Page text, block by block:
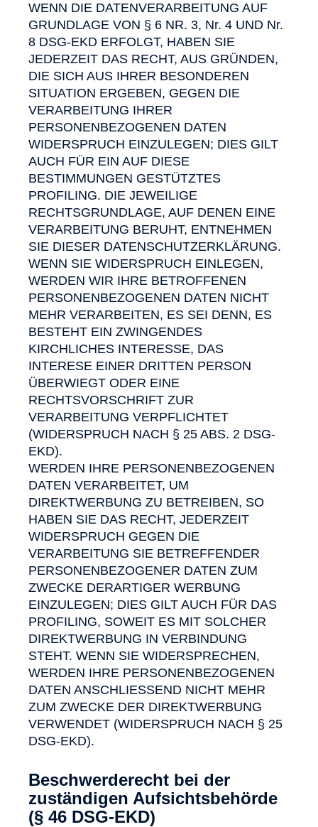
WENN DIE DATENVERARBEITUNG AUF
GRUNDLAGE VON § 6 NR. 3, Nr. 4 UND Nr.
8 DSG-EKD ERFOLGT, HABEN SIE
JEDERZEIT DAS RECHT, AUS GRÜNDEN,
DIE SICH AUS IHRER BESONDEREN
SITUATION ERGEBEN, GEGEN DIE
VERARBEITUNG IHRER
PERSONENBEZOGENEN DATEN
WIDERSPRUCH EINZULEGEN; DIES GILT
AUCH FÜR EIN AUF DIESE
BESTIMMUNGEN GESTÜTZTES
PROFILING. DIE JEWEILIGE
RECHTSGRUNDLAGE, AUF DENEN EINE
VERARBEITUNG BERUHT, ENTNEHMEN
SIE DIESER DATENSCHUTZERKLÄRUNG.
WENN SIE WIDERSPRUCH EINLEGEN,
WERDEN WIR IHRE BETROFFENEN
PERSONENBEZOGENEN DATEN NICHT
MEHR VERARBEITEN, ES SEI DENN, ES
BESTEHT EIN ZWINGENDES
KIRCHLICHES INTERESSE, DAS
INTERESE EINER DRITTEN PERSON
ÜBERWIEGT ODER EINE
RECHTSVORSCHRIFT ZUR
VERARBEITUNG VERPFLICHTET
(WIDERSPRUCH NACH § 25 ABS. 2 DSG-
EKD).
WERDEN IHRE PERSONENBEZOGENEN
DATEN VERARBEITET, UM
DIREKTWERBUNG ZU BETREIBEN, SO
HABEN SIE DAS RECHT, JEDERZEIT
WIDERSPRUCH GEGEN DIE
VERARBEITUNG SIE BETREFFENDER
PERSONENBEZOGENER DATEN ZUM
ZWECKE DERARTIGER WERBUNG
EINZULEGEN; DIES GILT AUCH FÜR DAS
PROFILING, SOWEIT ES MIT SOLCHER
DIREKTWERBUNG IN VERBINDUNG
STEHT. WENN SIE WIDERSPRECHEN,
WERDEN IHRE PERSONENBEZOGENEN
DATEN ANSCHLIESSEND NICHT MEHR
ZUM ZWECKE DER DIREKTWERBUNG
VERWENDET (WIDERSPRUCH NACH § 25
DSG-EKD).
Beschwerderecht bei der
zuständigen Aufsichtsbehörde
(§ 46 DSG-EKD)